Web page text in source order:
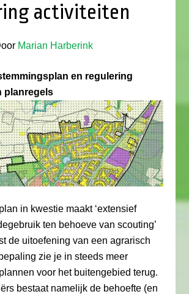
activiteiten
Marian Harberink
en regulering
planregels
in kwestie maakt ‘extensief
ten behoeve van scouting’
de uitoefening van een agrarisch
zie je in steeds meer
voor het buitengebied terug.
bestaat namelijk de behoefte (en